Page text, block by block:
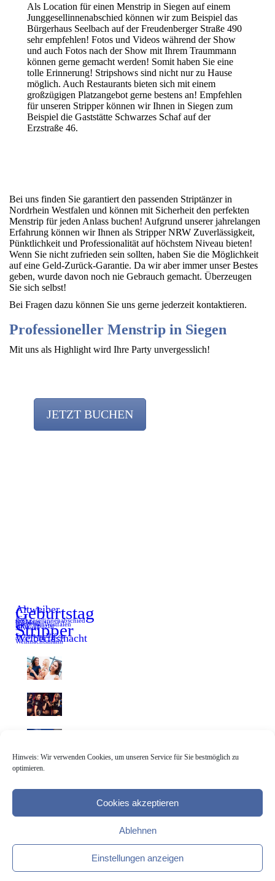
Hinweis: Wir verwenden Cookies, um unseren Service für Sie bestmöglich zu
optimieren.
Cookies akzeptieren
Ablehnen
Einstellungen anzeigen
Als Location für einen Menstrip in Siegen auf einem
Junggesellinnenabschied können wir zum Beispiel das
Bürgerhaus Seelbach auf der Freudenberger Straße 490
sehr empfehlen! Fotos und Videos während der Show
und auch Fotos nach der Show mit Ihrem Traummann
können gerne gemacht werden! Somit haben Sie eine
tolle Erinnerung! Stripshows sind nicht nur zu Hause
möglich. Auch Restaurants bieten sich mit einem
großzügigen Platzangebot gerne bestens an! Empfehlen
für unseren Stripper können wir Ihnen in Siegen zum
Beispiel die Gaststätte Schwarzes Schaf auf der
Erzstraße 46.
Bei uns finden Sie garantiert den passenden Striptänzer in
Nordrhein Westfalen und können mit Sicherheit den perfekten
Menstrip für jeden Anlass buchen! Aufgrund unserer jahrelangen
Erfahrung können wir Ihnen als Stripper NRW Zuverlässigkeit,
Pünktlichkeit und Professionalität auf höchstem Niveau bieten!
Wenn Sie nicht zufrieden sein sollten, haben Sie die Möglichkeit
auf eine Geld-Zurück-Garantie. Da wir aber immer unser Bestes
geben, wurde davon noch nie Gebrauch gemacht. Überzeugen
Sie sich selbst!
Bei Fragen dazu können Sie uns gerne jederzeit kontaktieren.
Professioneller Menstrip in Siegen
Mit uns als Highlight wird Ihre Party unvergesslich!
JETZT BUCHEN
Altweiber
Geburtstag
JGA
Junggesellinnenabschied
Nikolaus
Nordrhein Westfalen
NRW Polizist
Silvester
Stripper
Striptease US Cop
Weiberfastnacht
Weihnachtsmann
Striptänzerinnen
Blog
© copyright 2018 Den richtigen Strippper mieten